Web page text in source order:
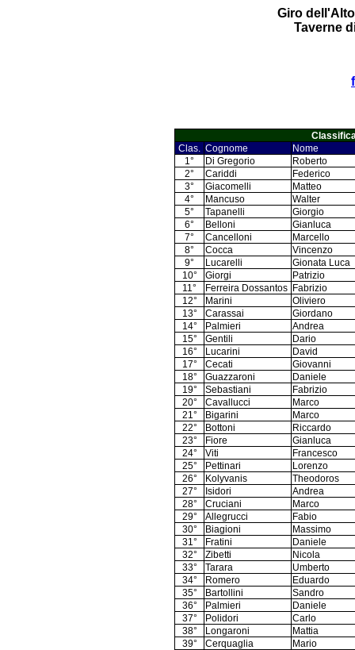
Giro
Taverne
Clas. Cognome
Nome
1°
Di Gregorio
Roberto
2°
Cariddi
Federico
3°
Giacomelli
Matteo
4°
Mancuso
Walter
5°
Tapanelli
Giorgio
6°
Belloni
Gianluca
7°
Cancelloni
Marcello
8°
Cocca
Vincenzo
9°
Lucarelli
Gionata Luca
10°
Giorgi
Patrizio
11°
Ferreira Dossantos Fabrizio
12°
Marini
Oliviero
13°
Carassai
Giordano
14°
Palmieri
Andrea
15°
Gentili
Dario
16°
Lucarini
David
17°
Cecati
Giovanni
18°
Guazzaroni
Daniele
19°
Sebastiani
Fabrizio
20°
Cavallucci
Marco
21°
Bigarini
Marco
22°
Bottoni
Riccardo
23°
Fiore
Gianluca
24°
Viti
Francesco
25°
Pettinari
Lorenzo
26°
Kolyvanis
Theodoros
27°
Isidori
Andrea
28°
Cruciani
Marco
29°
Allegrucci
Fabio
30°
Biagioni
Massimo
31°
Fratini
Daniele
32°
Zibetti
Nicola
33°
Tarara
Umberto
34°
Romero
Eduardo
35°
Bartollini
Sandro
36°
Palmieri
Daniele
37°
Polidori
Carlo
38°
Longaroni
Mattia
39°
Cerquaglia
Mario